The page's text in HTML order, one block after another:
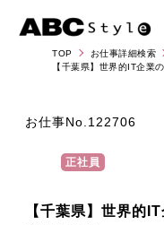
TOP お仕事詳細検索
【千葉県】世界的IT企業
正社員
お仕事No. 122706
【千葉県】世界的